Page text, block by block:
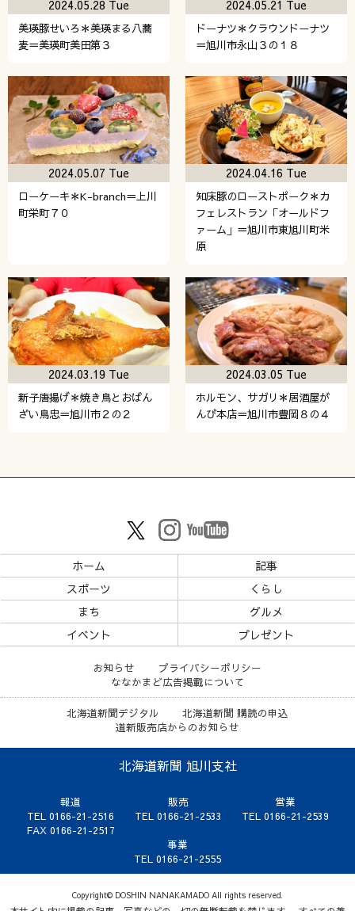
美瑛豚せいろ＊美瑛まる八蕎
麦＝美瑛町美田第３
2024.05.28 Tue
ドーナツ＊クラウンドーナツ
＝旭川市永山３の１８
2024.05.21 Tue
ローケーキ＊K-branch＝上川
町栄町７０
2024.05.07 Tue
知床豚のローストポーク＊カ
フェレストラン「オールドフ
ァーム」＝旭川市東旭川町米
原
2024.04.16 Tue
新子唐揚げ＊焼き鳥とおばん
ざい鳥忠＝旭川市２の２
2024.03.19 Tue
ホルモン、サガリ＊居酒屋が
んび本店＝旭川市豊岡８の４
2024.03.05 Tue
ホーム
記事
スポーツ
くらし
まち
グルメ
イベント
プレゼント
お知らせ
プライバシーポリシー
ななかまど広告掲載について
北海道新聞デジタル
北海道新聞 購読の申込
道新販売店からのお知らせ
北海道新聞 旭川支社
報道
TEL 0166-21-2516
FAX 0166-21-2517
販売
TEL 0166-21-2533
営業
TEL 0166-21-2539
事業
TEL 0166-21-2555
Copyright© DOSHIN NANAKAMADO All rights reserved.